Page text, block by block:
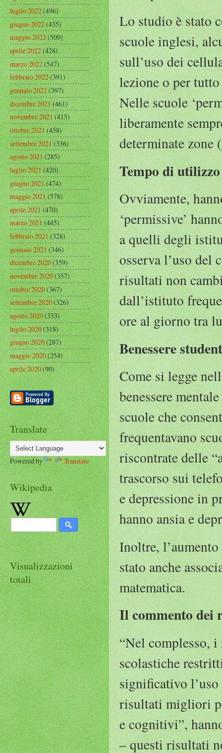
Lo studio è stato
scuole inglesi,
sull’uso dei
lezione o per
Nelle scuole
liberamente
determinate zone
Tempo di
Ovviamente,
‘permissive’
a quelli degli
osserva l’uso
risultati non
dall’istituto
ore al giorno tra
Benessere
Come si legge
benessere
scuole che
frequentavano
riscontrate delle
trascorso sui
e depressione in
hanno ansia e
Inoltre,
stato anche
matematica.
Il commento dei
“Nel complesso,
scolastiche
significativo
risultati migliori
e cognitivi”,
– questi risultati
luglio 2022(496)
giugno 2022(435)
maggio 2022(509)
aprile 2022(428)
marzo 2022(547)
febbraio 2022(391)
gennaio 2022(397)
dicembre 2021(461)
novembre 2021(415)
ottobre 2021(458)
settembre 2021(336)
agosto 2021(285)
luglio 2021(420)
giugno 2021(474)
maggio 2021(578)
aprile 2021(470)
marzo 2021(445)
febbraio 2021(328)
gennaio 2021(346)
dicembre 2020(359)
novembre 2020(357)
ottobre 2020(367)
settembre 2020(326)
agosto 2020(333)
luglio 2020(318)
giugno 2020(287)
maggio 2020(254)
aprile 2020(90)
Translate
Powered by Translate
Wikipedia
Visualizzazioni
totali